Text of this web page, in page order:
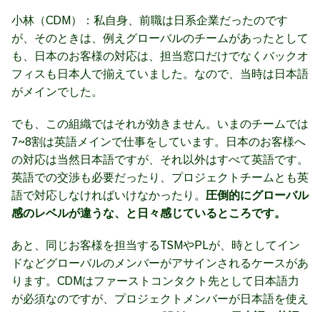
小林（CDM）：私自身、前職は日系企業だったのです
が、そのときは、例えグローバルのチームがあったとして
も、日本のお客様の対応は、担当窓口だけでなくバックオ
フィスも日本人で揃えていました。なので、当時は日本語
がメインでした。
でも、この組織ではそれが効きません。いまのチームでは
7~8割は英語メインで仕事をしています。日本のお客様へ
の対応は当然日本語ですが、それ以外はすべて英語です。
英語での交渉も必要だったり、プロジェクトチームとも英
語で対応しなければいけなかったり。 圧倒的にグローバル
感のレベルが違うな、と日々感じているところです。
あと、同じお客様を担当するTSMやPLが、時としてイン
ドなどグローバルのメンバーがアサインされるケースがあ
ります。CDMはファーストコンタクト先として日本語力
が必須なのですが、プロジェクトメンバーが日本語を使え